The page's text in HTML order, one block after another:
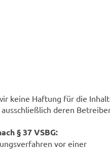
keine Haftung für die
deren
§ 37 VSBG:
vor einer